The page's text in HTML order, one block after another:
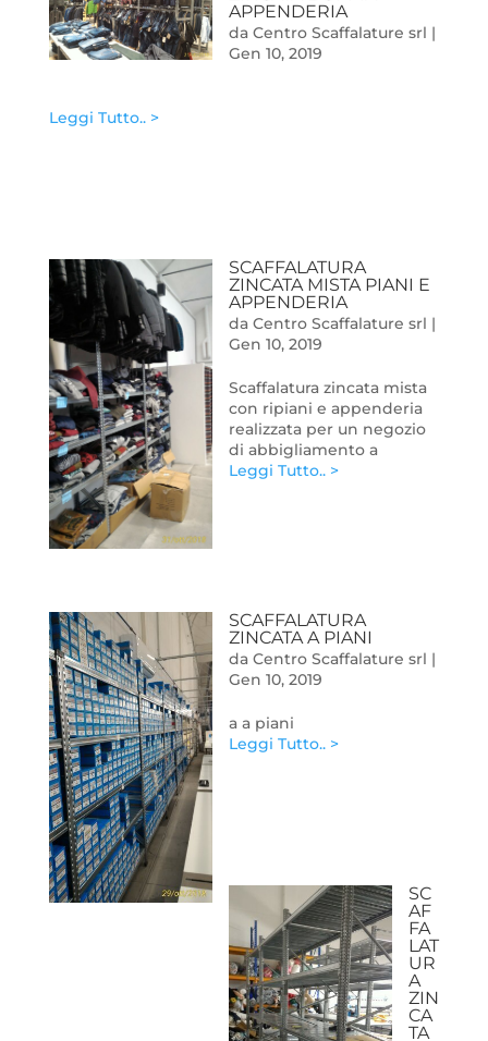
APPENDERIA
da Centro Scaffalature srl |
Gen 10, 2019
Leggi Tutto.. >
SCAFFALATURA
ZINCATA MISTA PIANI E
APPENDERIA
da Centro Scaffalature srl |
Gen 10, 2019
Scaffalatura zincata mista
con ripiani e appenderia
realizzata per un negozio
di abbigliamento a
Leggi Tutto.. >
SCAFFALATURA
ZINCATA A PIANI
da Centro Scaffalature srl |
Gen 10, 2019
a a piani
Leggi Tutto.. >
SC
AF
FA
LAT
UR
A
ZIN
CA
TA